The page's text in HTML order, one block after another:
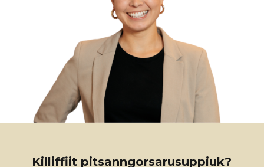
Killiffiit pitsanngorsarusuppiuk?